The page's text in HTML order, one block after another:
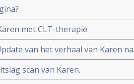
met CLT-therapie
van het verhaal van Karen
scan van Karen.